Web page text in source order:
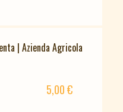
5,00€